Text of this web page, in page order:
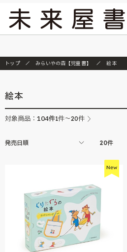
トップ みらいやの森【児童書】 絵本
絵本
対象商品： 104件1件～20件
発売日順 20件